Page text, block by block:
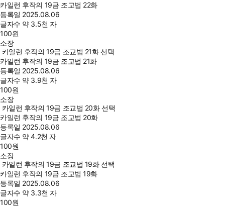
카일런 후작의 19금 조교법 22화
등록일 2025.08.06
글자수 약 3.5천 자
100원
소장
카일런 후작의 19금 조교법 21화 선택
카일런 후작의 19금 조교법 21화
등록일 2025.08.06
글자수 약 3.9천 자
100원
소장
카일런 후작의 19금 조교법 20화 선택
카일런 후작의 19금 조교법 20화
등록일 2025.08.06
글자수 약 4.2천 자
100원
소장
카일런 후작의 19금 조교법 19화 선택
카일런 후작의 19금 조교법 19화
등록일 2025.08.06
글자수 약 3.3천 자
100원